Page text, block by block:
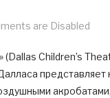
are Disabled
Children’s
представляет